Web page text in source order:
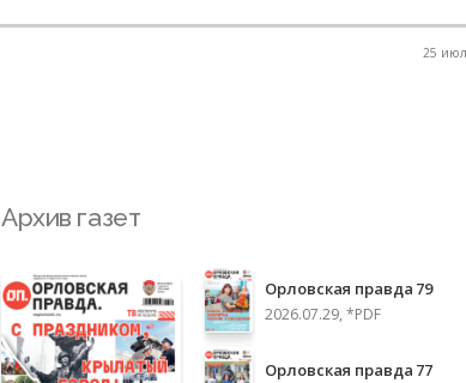
25
Архив газет
Орловская правда 79
2026.07.29, *PDF
Орловская правда 77